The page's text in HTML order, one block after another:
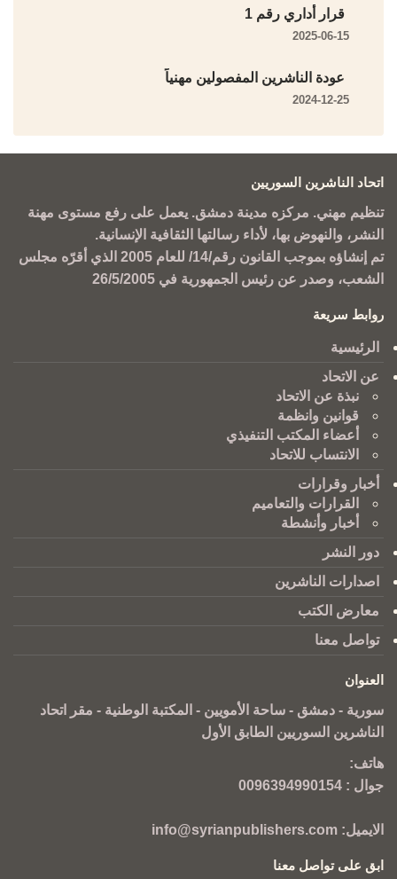
قرار أداري رقم 1
2025-06-15
عودة الناشرين المفصولين مهنياً
2024-12-25
اتحاد الناشرين السوريين
تنظيم مهني. مركزه مدينة دمشق. يعمل على رفع مستوى مهنة
النشر، والنهوض بها، لأداء رسالتها الثقافية الإنسانية.
تم إنشاؤه بموجب القانون رقم/14/ للعام 2005 الذي أقرّه مجلس
الشعب، وصدر عن رئيس الجمهورية في 26/5/2005
روابط سريعة
الرئيسية
عن الاتحاد
نبذة عن الاتحاد
قوانين وانظمة
أعضاء المكتب التنفيذي
الانتساب للاتحاد
أخبار وقرارات
القرارات والتعاميم
أخبار وأنشطة
دور النشر
اصدارات الناشرين
معارض الكتب
تواصل معنا
العنوان
سورية - دمشق - ساحة الأمويين - المكتبة الوطنية - مقر اتحاد
الناشرين السوريين الطابق الأول
هاتف:
جوال : 0096394990154
الايميل: info@syrianpublishers.com
ابق على تواصل معنا